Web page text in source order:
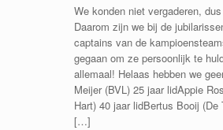
We konden niet vergaderen,
Daarom zijn we bij de
captains van de
gegaan om ze persoonlijk te
allemaal! Helaas hebben we
Meijer (BVL) 25 jaar lidAppie
Hart) 40 jaar lidBertus Booij (De
[…]